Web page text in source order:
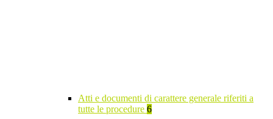
Atti e documenti di carattere generale riferiti a
tutte le procedure 6